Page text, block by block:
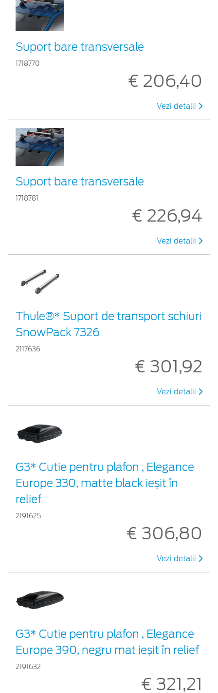
Suport bare transversale
1718770
€ 206,40
Vezi detalii
Suport bare transversale
1718781
€ 226,94
Vezi detalii
Thule®* Suport de transport schiuri
SnowPack 7326
2117636
€ 301,92
Vezi detalii
G3* Cutie pentru plafon , Elegance
Europe 330, matte black ieșit în
relief
2191625
€ 306,80
Vezi detalii
G3* Cutie pentru plafon , Elegance
Europe 390, negru mat ieșit în relief
2191632
€ 321,21